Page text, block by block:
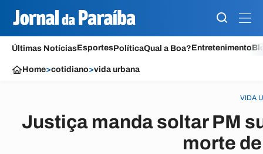
Últimas NotíciasEsportesPolíticaQual a Boa?Entretenimento
Home>cotidiano>vida urbana
VIDA
Justiça manda soltar PM
morte